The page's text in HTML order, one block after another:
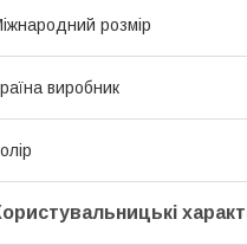
розмір
виробник